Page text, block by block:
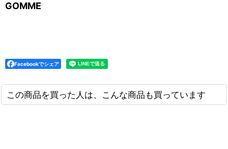
GOMME
Facebookでシェア
この商品を買った人は、こんな商品も買っています